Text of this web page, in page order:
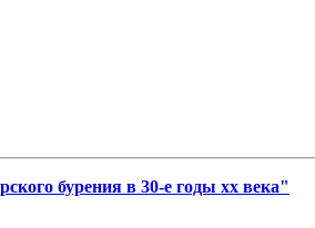
бурения в 30-е годы хх века"